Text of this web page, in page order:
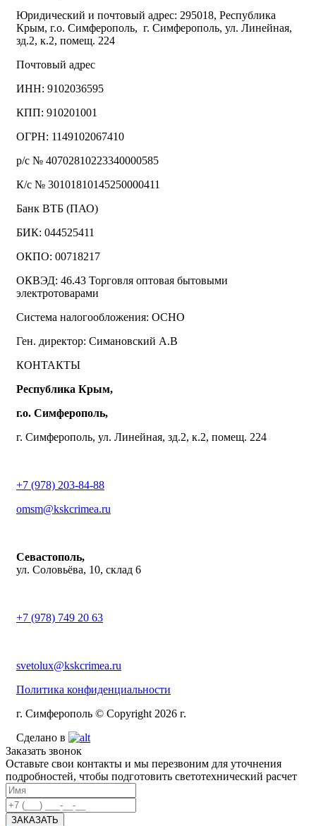
Юридический и почтовый адрес: 295018, Республика
Крым, г.о. Симферополь, г. Симферополь, ул. Линейная,
зд.2, к.2, помещ. 224
Почтовый адрес
ИНН: 9102036595
КПП: 910201001
ОГРН: 1149102067410
р/с № 40702810223340000585
К/с № 30101810145250000411
Банк ВТБ (ПАО)
БИК: 044525411
ОКПО: 00718217
ОКВЭД: 46.43 Торговля оптовая бытовыми
электротоварами
Система налогообложения: ОСНО
Ген. директор: Симановский А.В
КОНТАКТЫ
Республика Крым,
г.о. Симферополь,
г. Симферополь, ул. Линейная, зд.2, к.2, помещ. 224
+7 (978) 203-84-88
omsm@kskcrimea.ru
Севастополь,
ул. Соловьёва, 10, склад 6
+7 (978) 749 20 63
svetolux@kskcrimea.ru
Политика конфиденциальности
г. Симферополь © Copyright 2026 г.
Сделано в
Заказать звонок
Оставьте свои контакты и мы перезвоним для уточнения
подробностей, чтобы подготовить светотехнический расчет
ЗАКАЗАТЬ